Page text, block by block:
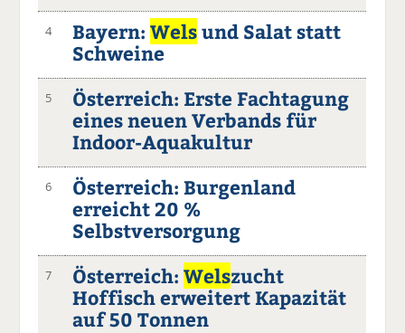
4 Bayern:Welsund Salat statt
Schweine
5
Österreich: Erste Fachtagung
eines neuen Verbands für
Indoor-Aquakultur
6
Österreich: Burgenland
erreicht 20 %
Selbstversorgung
7 Österreich:Welszucht
Hoffisch erweitert Kapazität
auf 50 Tonnen